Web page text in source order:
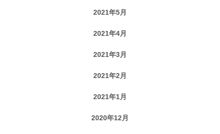
2021年5月
2021年4月
2021年3月
2021年2月
2021年1月
2020年12月